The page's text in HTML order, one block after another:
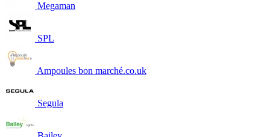
Megaman
SPL
Ampoules bon marché.co.uk
Segula